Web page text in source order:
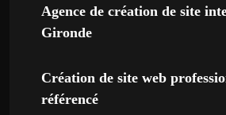
Agence de création de site
Gironde
Création de site web
référencé